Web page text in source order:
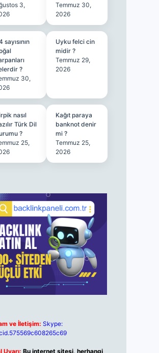
3,
Temmuz 30,
2026
sayısının
?
30,
Uyku felci cin
midir ?
Temmuz 29,
2026
nasıl
Türk Dil
?
25,
Kağıt paraya
banknot denir
mi ?
Temmuz 25,
2026
ve İletişim: Skype:
Uyarı: Bu internet sitesi, herhangi